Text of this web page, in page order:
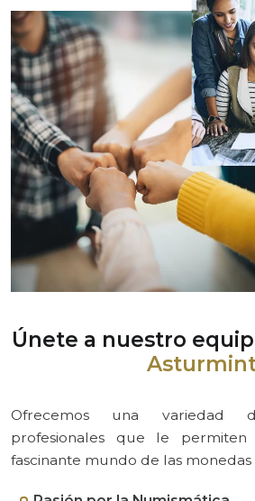
Únete a nuestro
Ofrecemos una variedad
profesionales que le
fascinante mundo de las monedas